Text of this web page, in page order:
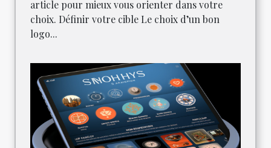
article pour mieux vous orienter dans votre
choix. Définir votre cible Le choix d’un bon
logo...